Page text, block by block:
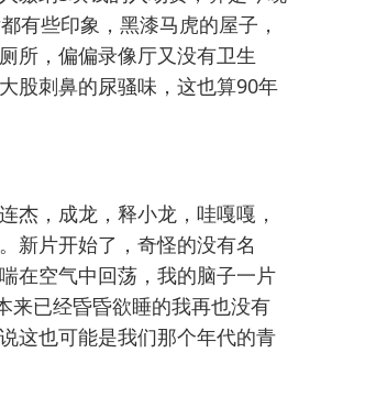
有些印象，黑漆马虎的屋子，
所，偏偏录像厅又没有卫生
股刺鼻的尿骚味，这也算90年
杰，成龙，释小龙，哇嘎嘎，
新片开始了，奇怪的没有名
在空气中回荡，我的脑子一片
来已经昏昏欲睡的我再也没有
这也可能是我们那个年代的青